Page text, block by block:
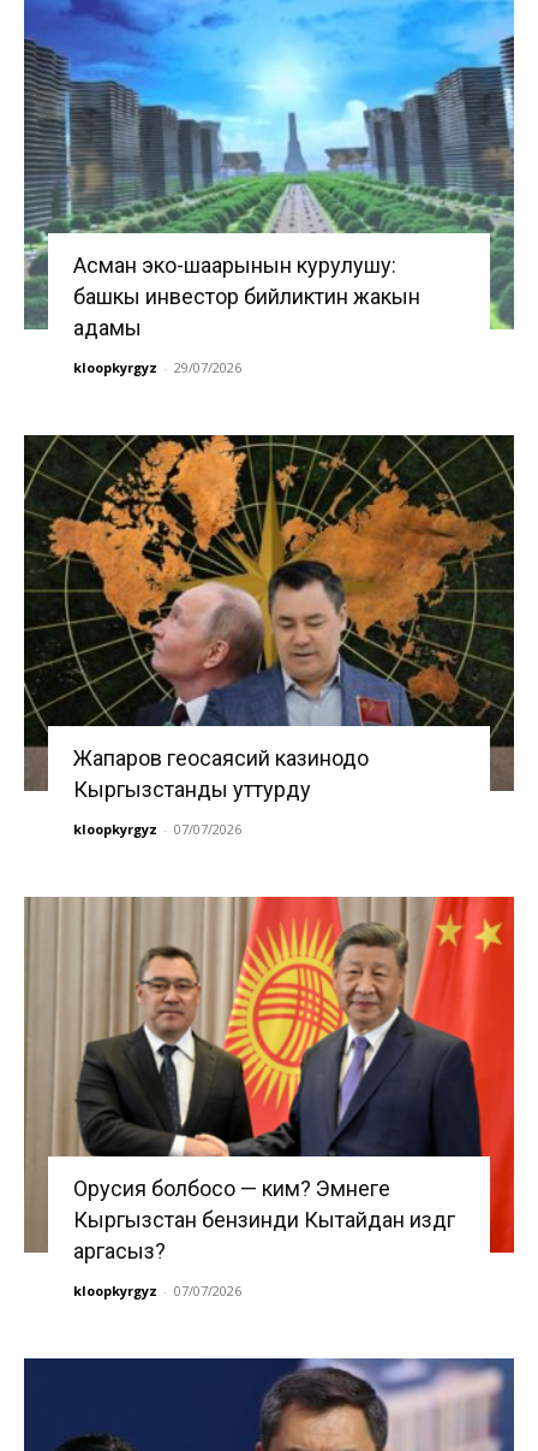
Асман эко-шаарынын курулушу:
башкы инвестор бийликтин жакын
адамы
kloopkyrgyz - 29/07/2026
Жапаров геосаясий казинодо
Кыргызстанды уттурду
kloopkyrgyz - 07/07/2026
Орусия болбосо — ким? Эмнеге
Кыргызстан бензинди Кытайдан издөөгө
аргасыз?
kloopkyrgyz - 07/07/2026